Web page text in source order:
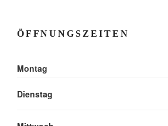
ÖFFNUNGSZEITEN
Montag
Dienstag